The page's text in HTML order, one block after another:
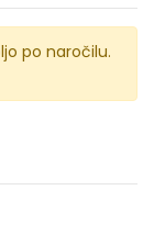
po naročilu.